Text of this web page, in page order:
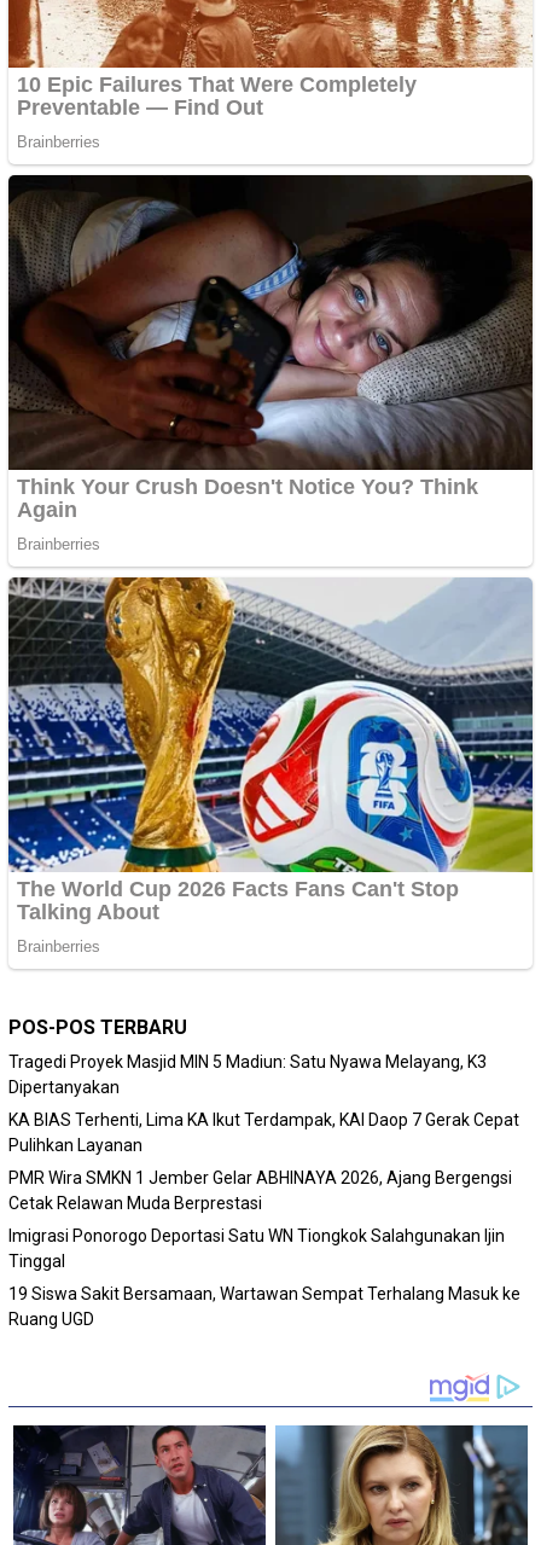
POS-POS TERBARU
Tragedi Proyek Masjid MIN 5 Madiun: Satu Nyawa Melayang, K3
Dipertanyakan
KA BIAS Terhenti, Lima KA Ikut Terdampak, KAI Daop 7 Gerak Cepat
Pulihkan Layanan
PMR Wira SMKN 1 Jember Gelar ABHINAYA 2026, Ajang Bergengsi
Cetak Relawan Muda Berprestasi
Imigrasi Ponorogo Deportasi Satu WN Tiongkok Salahgunakan Ijin
Tinggal
19 Siswa Sakit Bersamaan, Wartawan Sempat Terhalang Masuk ke
Ruang UGD